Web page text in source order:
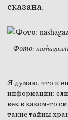
сказана.
Фото:
Я думаю, что и
информации:
век в каком-то
такие тайны